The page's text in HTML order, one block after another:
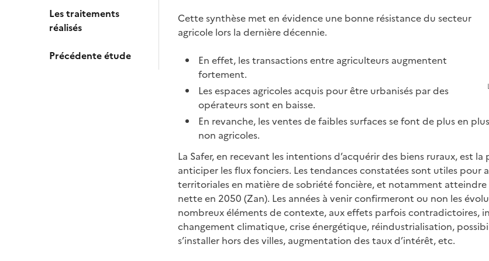
Les traitements
réalisés
Précédente étude
Cette synthèse met en évidence une bonne résistance du secteur
agricole lors la dernière décennie.
En effet, les transactions entre agriculteurs augmentent
fortement.
Les espaces agricoles acquis pour être urbanisés par des
opérateurs sont en baisse.
En revanche, les ventes de faibles surfaces se font de plus en
non agricoles.
La Safer, en recevant les intentions d’acquérir des biens ruraux, est
anticiper les flux fonciers. Les tendances constatées sont utiles pour
territoriales en matière de sobriété foncière, et notamment
nette en 2050 (Zan). Les années à venir confirmeront ou non les
nombreux éléments de contexte, aux effets parfois contradictoires,
changement climatique, crise énergétique, réindustrialisation,
s’installer hors des villes, augmentation des taux d’intérêt, etc.